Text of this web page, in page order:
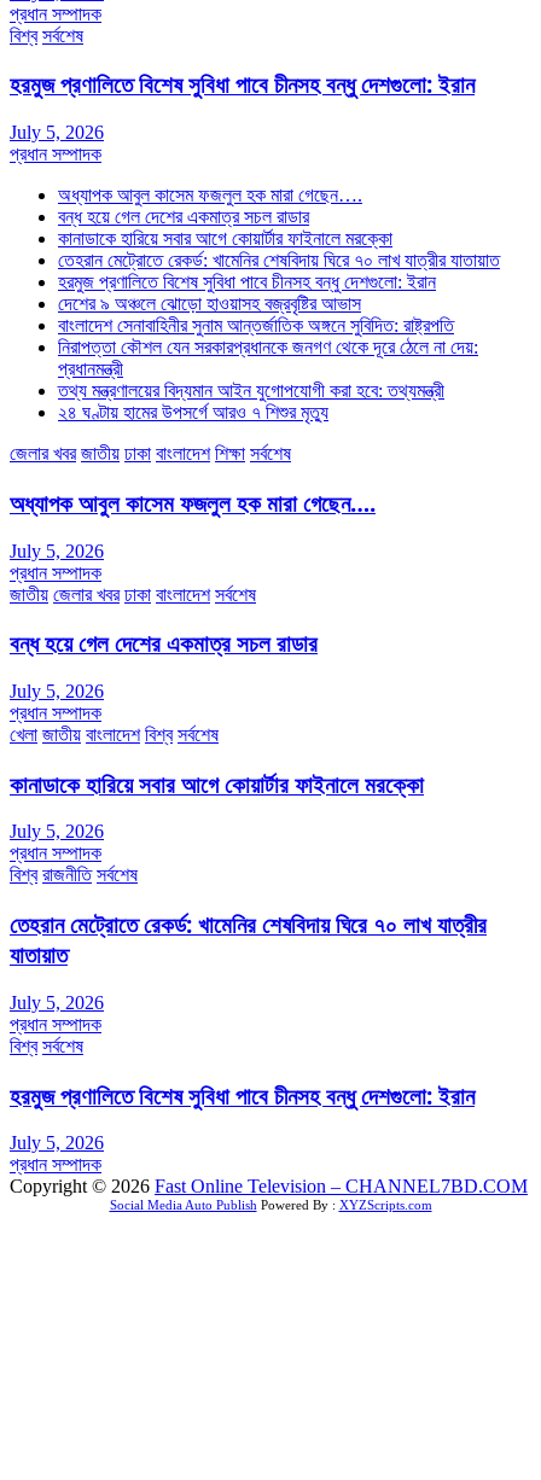
প্রধান সম্পাদক
বিশ্ব সর্বশেষ
হরমুজ প্রণালিতে বিশেষ সুবিধা পাবে চীনসহ বন্ধু দেশগুলো: ইরান
July 5, 2026
প্রধান সম্পাদক
অধ্যাপক আবুল কাসেম ফজলুল হক মারা গেছেন….
বন্ধ হয়ে গেল দেশের একমাত্র সচল রাডার
কানাডাকে হারিয়ে সবার আগে কোয়ার্টার ফাইনালে মরক্কো
তেহরান মেট্রোতে রেকর্ড: খামেনির শেষবিদায় ঘিরে ৭০ লাখ যাত্রীর যাতায়াত
হরমুজ প্রণালিতে বিশেষ সুবিধা পাবে চীনসহ বন্ধু দেশগুলো: ইরান
দেশের ৯ অঞ্চলে ঝোড়ো হাওয়াসহ বজ্রবৃষ্টির আভাস
বাংলাদেশ সেনাবাহিনীর সুনাম আন্তর্জাতিক অঙ্গনে সুবিদিত: রাষ্ট্রপতি
নিরাপত্তা কৌশল যেন সরকারপ্রধানকে জনগণ থেকে দূরে ঠেলে না দেয়:
প্রধানমন্ত্রী
তথ্য মন্ত্রণালয়ের বিদ্যমান আইন যুগোপযোগী করা হবে: তথ্যমন্ত্রী
২৪ ঘণ্টায় হামের উপসর্গে আরও ৭ শিশুর মৃত্যু
জেলার খবর জাতীয় ঢাকা বাংলাদেশ শিক্ষা সর্বশেষ
অধ্যাপক আবুল কাসেম ফজলুল হক মারা গেছেন….
July 5, 2026
প্রধান সম্পাদক
জাতীয় জেলার খবর ঢাকা বাংলাদেশ সর্বশেষ
বন্ধ হয়ে গেল দেশের একমাত্র সচল রাডার
July 5, 2026
প্রধান সম্পাদক
খেলা জাতীয় বাংলাদেশ বিশ্ব সর্বশেষ
কানাডাকে হারিয়ে সবার আগে কোয়ার্টার ফাইনালে মরক্কো
July 5, 2026
প্রধান সম্পাদক
বিশ্ব রাজনীতি সর্বশেষ
তেহরান মেট্রোতে রেকর্ড: খামেনির শেষবিদায় ঘিরে ৭০ লাখ যাত্রীর
যাতায়াত
July 5, 2026
প্রধান সম্পাদক
বিশ্ব সর্বশেষ
হরমুজ প্রণালিতে বিশেষ সুবিধা পাবে চীনসহ বন্ধু দেশগুলো: ইরান
July 5, 2026
প্রধান সম্পাদক
Copyright © 2026 Fast Online Television – CHANNEL7BD.COM
Social Media Auto Publish Powered By : XYZScripts.com